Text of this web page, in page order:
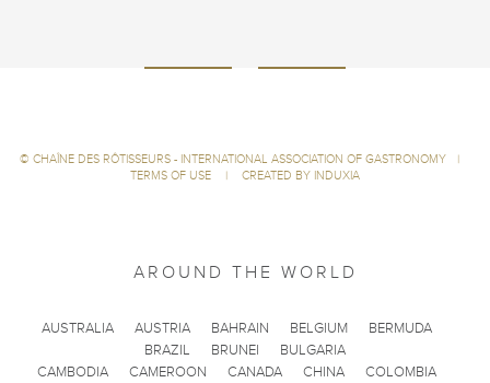
© CHAÎNE DES RÔTISSEURS - INTERNATIONAL ASSOCIATION OF GASTRONOMY
|
TERMS OF USE
| CREATED BY INDUXIA
AROUND THE WORLD
AUSTRALIA AUSTRIA BAHRAIN BELGIUM
BERMUDA
BRAZIL
BRUNEI
BULGARIA
CAMBODIA
CAMEROON CANADA CHINA
COLOMBIA